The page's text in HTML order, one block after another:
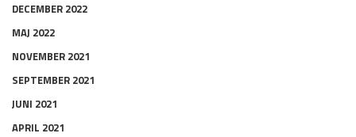
DECEMBER 2022
MAJ 2022
NOVEMBER 2021
SEPTEMBER 2021
JUNI 2021
APRIL 2021